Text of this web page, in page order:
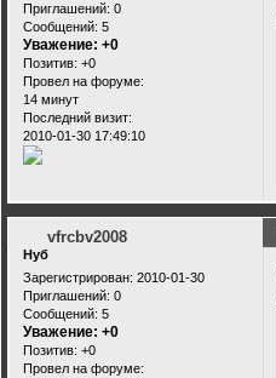
Приглашений: 0
Сообщений: 5
Уважение: +0
Позитив: +0
Провел на форуме:
14 минут
Последний визит:
2010-01-30 17:49:10
vfrcbv2008
Нуб
Зарегистрирован: 2010-01-30
Приглашений: 0
Сообщений: 5
Уважение: +0
Позитив: +0
Провел на форуме: